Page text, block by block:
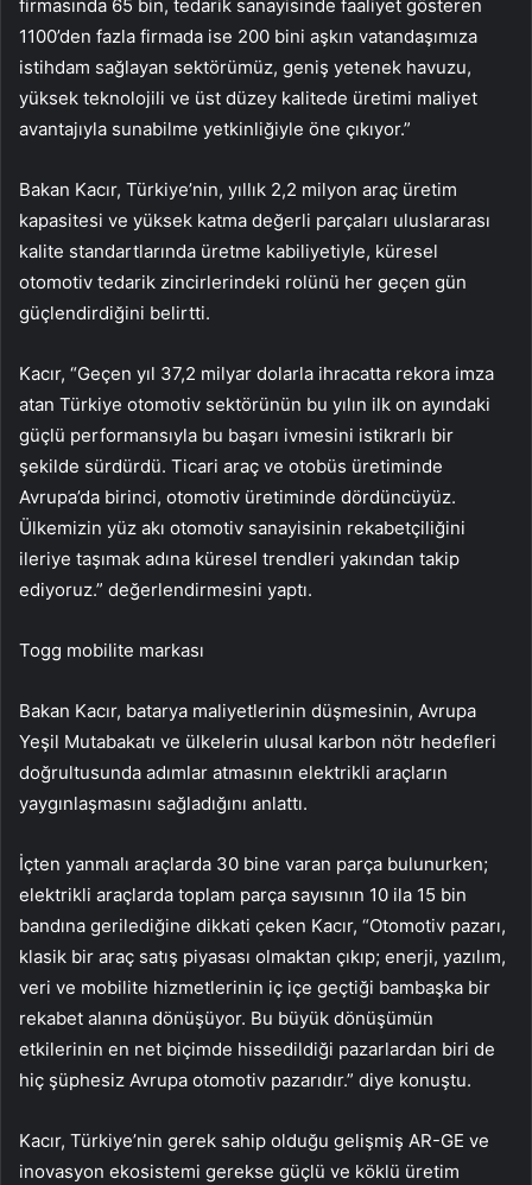
firmasında 65 bin, tedarik sanayisinde faaliyet gösteren
1100’den fazla firmada ise 200 bini aşkın vatandaşımıza
istihdam sağlayan sektörümüz, geniş yetenek havuzu,
yüksek teknolojili ve üst düzey kalitede üretimi maliyet
avantajıyla sunabilme yetkinliğiyle öne çıkıyor.”
Bakan Kacır, Türkiye’nin, yıllık 2,2 milyon araç üretim
kapasitesi ve yüksek katma değerli parçaları uluslararası
kalite standartlarında üretme kabiliyetiyle, küresel
otomotiv tedarik zincirlerindeki rolünü her geçen gün
güçlendirdiğini belirtti.
Kacır, “Geçen yıl 37,2 milyar dolarla ihracatta rekora imza
atan Türkiye otomotiv sektörünün bu yılın ilk on ayındaki
güçlü performansıyla bu başarı ivmesini istikrarlı bir
şekilde sürdürdü. Ticari araç ve otobüs üretiminde
Avrupa’da birinci, otomotiv üretiminde dördüncüyüz.
Ülkemizin yüz akı otomotiv sanayisinin rekabetçiliğini
ileriye taşımak adına küresel trendleri yakından takip
ediyoruz.” değerlendirmesini yaptı.
Togg mobilite markası
Bakan Kacır, batarya maliyetlerinin düşmesinin, Avrupa
Yeşil Mutabakatı ve ülkelerin ulusal karbon nötr hedefleri
doğrultusunda adımlar atmasının elektrikli araçların
yaygınlaşmasını sağladığını anlattı.
İçten yanmalı araçlarda 30 bine varan parça bulunurken;
elektrikli araçlarda toplam parça sayısının 10 ila 15 bin
bandına gerilediğine dikkati çeken Kacır, “Otomotiv pazarı,
klasik bir araç satış piyasası olmaktan çıkıp; enerji, yazılım,
veri ve mobilite hizmetlerinin iç içe geçtiği bambaşka bir
rekabet alanına dönüşüyor. Bu büyük dönüşümün
etkilerinin en net biçimde hissedildiği pazarlardan biri de
hiç şüphesiz Avrupa otomotiv pazarıdır.” diye konuştu.
Kacır, Türkiye’nin gerek sahip olduğu gelişmiş AR-GE ve
inovasyon ekosistemi gerekse güçlü ve köklü üretim